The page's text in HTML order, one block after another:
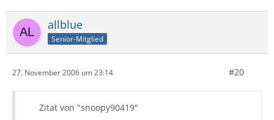
allblue
Senior-Mitglied
27. November 2006 um 23:14 #20
Zitat von "snoopy90419"